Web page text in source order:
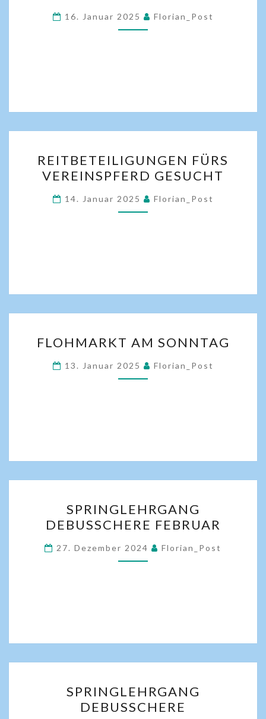
16. Januar 2025 Florian_Post
REITBETEILIGUNGEN FÜRS
VEREINSPFERD GESUCHT
14. Januar 2025 Florian_Post
FLOHMARKT AM SONNTAG
13. Januar 2025 Florian_Post
SPRINGLEHRGANG
DEBUSSCHERE FEBRUAR
27. Dezember 2024 Florian_Post
SPRINGLEHRGANG
DEBUSSCHERE